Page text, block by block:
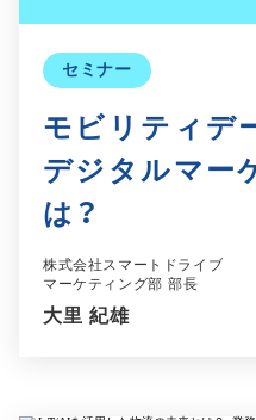
セミナー
モビリティデ
デジタルマー
は？
株式会社スマートドライブ
マーケティング部 部長
大里 紀雄